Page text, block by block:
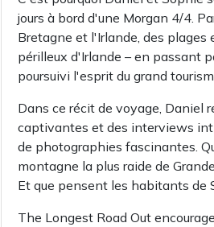
jours à bord d'une Morgan 4/4.
Bretagne et l'Irlande, des
périlleux d'Irlande – en passant
poursuivi l'esprit du grand
Dans ce récit de voyage, Daniel
captivantes et des interviews
de photographies fascinantes.
montagne la plus raide de
Et que pensent les habitants de
The Longest Road Out